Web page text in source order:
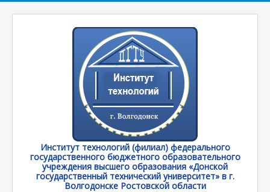
Институт технологий (филиал) федерального
государственного бюджетного образовательного
учреждения высшего образования «Донской
государственный технический университет» в г.
Волгодонске Ростовской области